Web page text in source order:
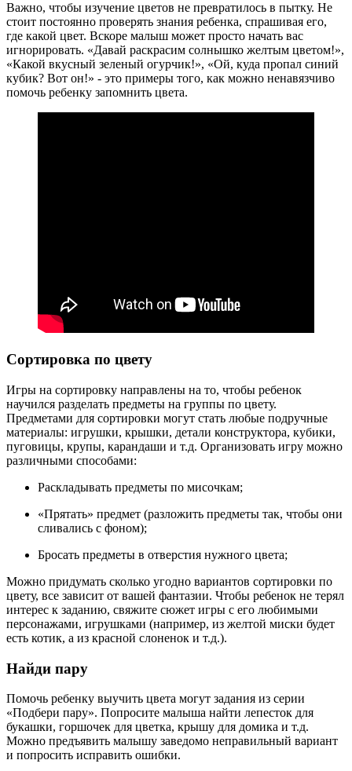
Важно, чтобы изучение цветов не превратилось в пытку. Не
стоит постоянно проверять знания ребенка, спрашивая его,
где какой цвет. Вскоре малыш может просто начать вас
игнорировать. «Давай раскрасим солнышко желтым цветом!»,
«Какой вкусный зеленый огурчик!», «Ой, куда пропал синий
кубик? Вот он!» - это примеры того, как можно ненавязчиво
помочь ребенку запомнить цвета.
Сортировка по цвету
Игры на сортировку направлены на то, чтобы ребенок
научился разделать предметы на группы по цвету.
Предметами для сортировки могут стать любые подручные
материалы: игрушки, крышки, детали конструктора, кубики,
пуговицы, крупы, карандаши и т.д. Организовать игру можно
различными способами:
Раскладывать предметы по мисочкам;
«Прятать» предмет (разложить предметы так, чтобы они
сливались с фоном);
Бросать предметы в отверстия нужного цвета;
Можно придумать сколько угодно вариантов сортировки по
цвету, все зависит от вашей фантазии. Чтобы ребенок не терял
интерес к заданию, свяжите сюжет игры с его любимыми
персонажами, игрушками (например, из желтой миски будет
есть котик, а из красной слоненок и т.д.).
Найди пару
Помочь ребенку выучить цвета могут задания из серии
«Подбери пару». Попросите малыша найти лепесток для
букашки, горшочек для цветка, крышу для домика и т.д.
Можно предъявить малышу заведомо неправильный вариант
и попросить исправить ошибки.